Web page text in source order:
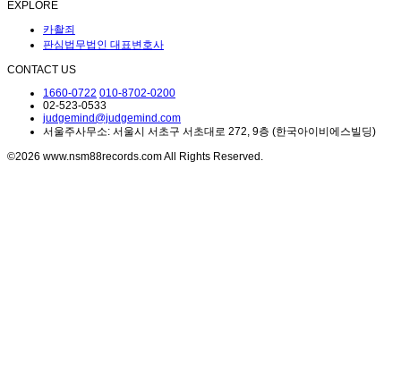
EXPLORE
카촬죄
판심법무법인 대표변호사
CONTACT US
1660-0722 010-8702-0200
02-523-0533
judgemind@judgemind.com
서울주사무소: 서울시 서초구 서초대로 272, 9층 (한국아이비에스빌딩)
©2026 www.nsm88records.com All Rights Reserved.